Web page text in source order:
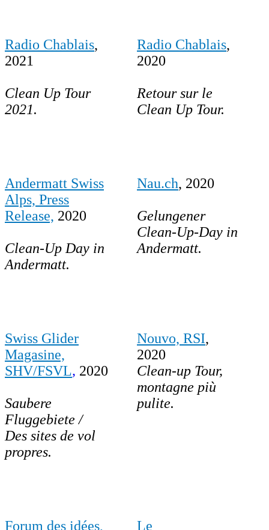
Radio Chablais,
2021
Clean Up Tour
2021.
Radio Chablais,
2020
Retour sur le
Clean Up Tour.
Andermatt Swiss
Alps, Press
Release, 2020
Clean-Up Day in
Andermatt.
Nau.ch, 2020
Gelungener
Clean-Up-Day in
Andermatt.
Swiss Glider
Magasine,
SHV/FSVL, 2020
Saubere
Fluggebiete /
Des sites de vol
propres.
Nouvo, RSI,
2020
Clean-up Tour,
montagne più
pulite.
Forum des idées, Le